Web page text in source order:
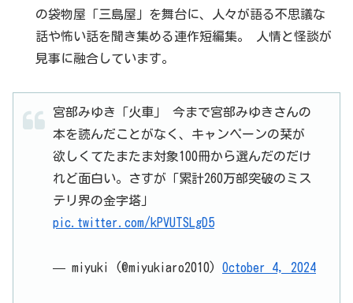
の袋物屋「三島屋」を舞台に、人々が語る不思議な
話や怖い話を聞き集める連作短編集。 人情と怪談が
見事に融合しています。
宮部みゆき「火車」 今まで宮部みゆきさんの
本を読んだことがなく、キャンペーンの栞が
欲しくてたまたま対象100冊から選んだのだけ
れど面白い。さすが「累計260万部突破のミス
テリ界の金字塔」
pic.twitter.com/kPVUTSLgD5
— miyuki (@miyukiaro2010) October 4, 2024